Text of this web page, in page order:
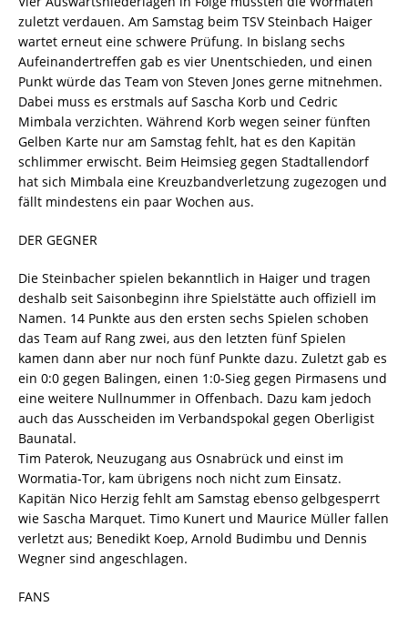
zuletzt verdauen. Am Samstag beim TSV Steinbach Haiger
wartet erneut eine schwere Prüfung. In bislang sechs
Aufeinandertreffen gab es vier Unentschieden, und einen
Punkt würde das Team von Steven Jones gerne mitnehmen.
Dabei muss es erstmals auf Sascha Korb und Cedric
Mimbala verzichten. Während Korb wegen seiner fünften
Gelben Karte nur am Samstag fehlt, hat es den Kapitän
schlimmer erwischt. Beim Heimsieg gegen Stadtallendorf
hat sich Mimbala eine Kreuzbandverletzung zugezogen und
fällt mindestens ein paar Wochen aus.
DER GEGNER
Die Steinbacher spielen bekanntlich in Haiger und tragen
deshalb seit Saisonbeginn ihre Spielstätte auch offiziell im
Namen. 14 Punkte aus den ersten sechs Spielen schoben
das Team auf Rang zwei, aus den letzten fünf Spielen
kamen dann aber nur noch fünf Punkte dazu. Zuletzt gab es
ein 0:0 gegen Balingen, einen 1:0-Sieg gegen Pirmasens und
eine weitere Nullnummer in Offenbach. Dazu kam jedoch
auch das Ausscheiden im Verbandspokal gegen Oberligist
Baunatal.
Tim Paterok, Neuzugang aus Osnabrück und einst im
Wormatia-Tor, kam übrigens noch nicht zum Einsatz.
Kapitän Nico Herzig fehlt am Samstag ebenso gelbgesperrt
wie Sascha Marquet. Timo Kunert und Maurice Müller fallen
verletzt aus; Benedikt Koep, Arnold Budimbu und Dennis
Wegner sind angeschlagen.
FANS